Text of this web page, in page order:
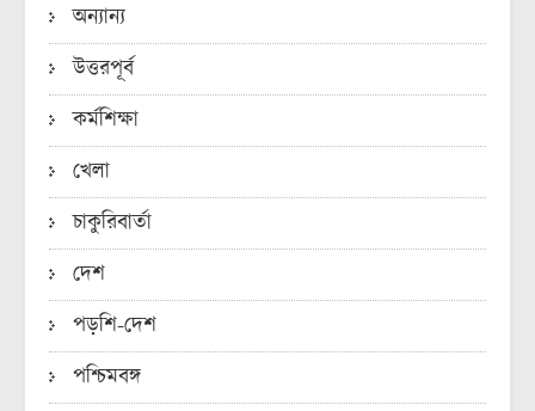
অন্যান্য
উত্তরপূর্ব
কর্মশিক্ষা
খেলা
চাকুরিবার্তা
দেশ
পড়শি-দেশ
পশ্চিমবঙ্গ